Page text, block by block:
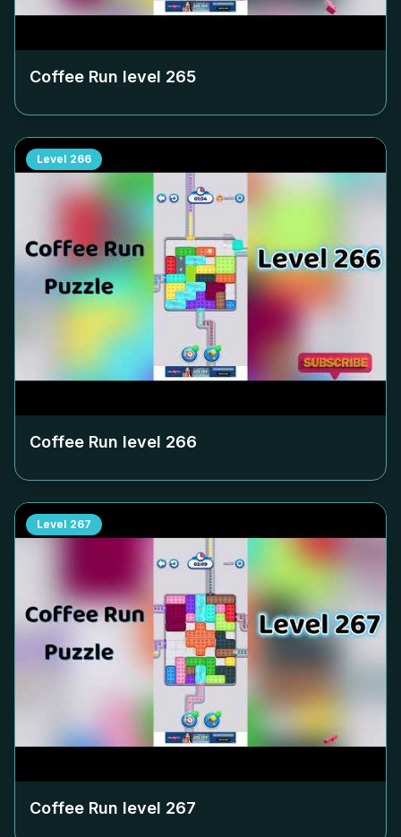
Coffee Run level 265
Level 266
Coffee Run level 266
Level 267
Coffee Run level 267